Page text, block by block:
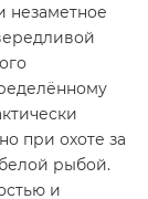
незаметное
при охоте за
рыбой.
и